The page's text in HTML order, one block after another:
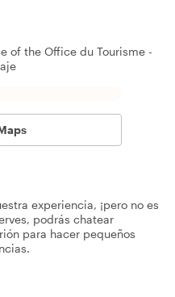
of the Office du Tourisme -
experiencia, ¡pero no es
podrás chatear
para hacer pequeños